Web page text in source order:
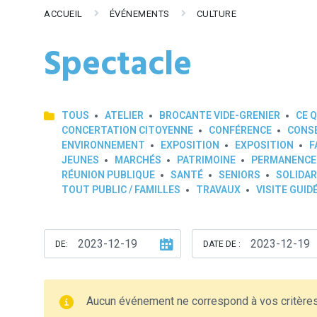
ACCUEIL ÉVÉNEMENTS CULTURE
Spectacle
TOUS ATELIER BROCANTE VIDE-GRENIER CE
CONCERTATION CITOYENNE
CONFÉRENCE
ENVIRONNEMENT
EXPOSITION EXPOSITION
JEUNES
MARCHÉS PATRIMOINE
RÉUNION PUBLIQUE
SANTÉ SENIORS
TOUT PUBLIC / FAMILLES
TRAVAUX VISITE
DE: DATE DE :
Aucun événement ne correspond à vos